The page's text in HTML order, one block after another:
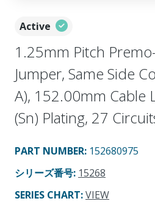
Active
1.25mm Pitch
Jumper, Same Side
A), 152.00mm Cable
(Sn) Plating, 27
PART NUMBER: 152680975
シリーズ番号: 15268
SERIES CHART:VIEW